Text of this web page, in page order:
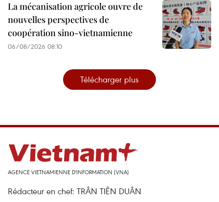
La mécanisation agricole ouvre de
nouvelles perspectives de
coopération sino-vietnamienne
06/08/2026 08:10
Télécharger plus
AGENCE VIETNAMIENNE D'INFORMATION (VNA)
Rédacteur en chef: TRÂN TIÊN DUÂN